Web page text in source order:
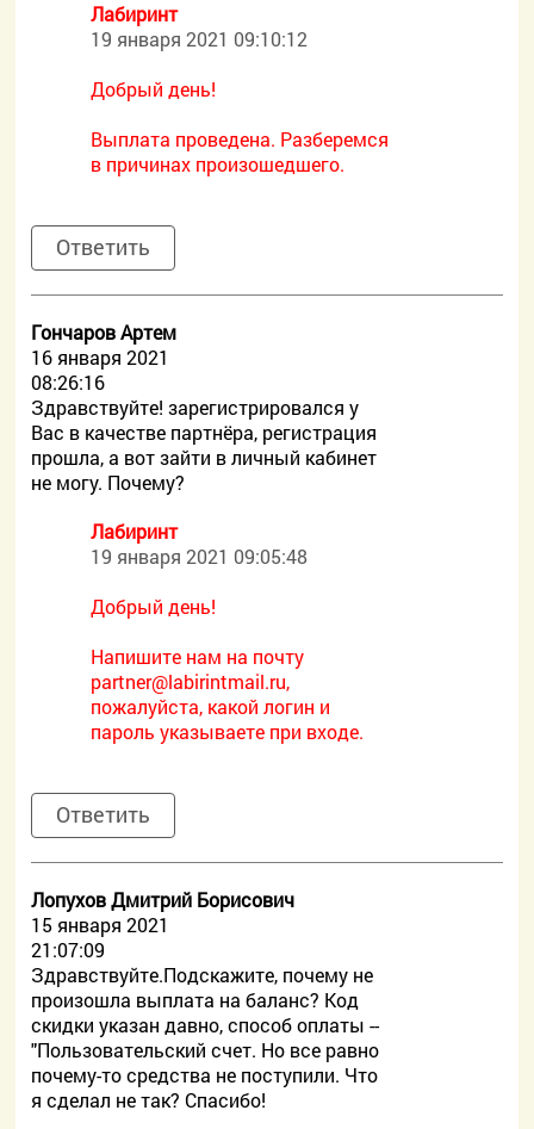
Лабиринт
19 января 2021 09:10:12
Добрый день!
Выплата проведена. Разберемся
в причинах произошедшего.
Ответить
Гончаров Артем
16 января 2021
08:26:16
Здравствуйте! зарегистрировался у
Вас в качестве партнёра, регистрация
прошла, а вот зайти в личный кабинет
не могу. Почему?
Лабиринт
19 января 2021 09:05:48
Добрый день!
Напишите нам на почту
partner@labirintmail.ru,
пожалуйста, какой логин и
пароль указываете при входе.
Ответить
Лопухов Дмитрий Борисович
15 января 2021
21:07:09
Здравствуйте.Подскажите, почему не
произошла выплата на баланс? Код
скидки указан давно, способ оплаты --
"Пользовательский счет. Но все равно
почему-то средства не поступили. Что
я сделал не так? Спасибо!